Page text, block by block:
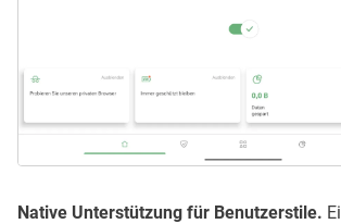
Native Unterstützung für Benutzerstile.